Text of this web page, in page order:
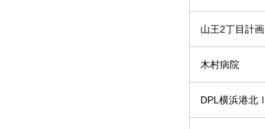
山王2丁目計画
木村病院
DPL横浜港北Ⅰ